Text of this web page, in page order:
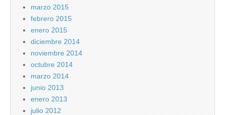
marzo 2015
febrero 2015
enero 2015
diciembre 2014
noviembre 2014
octubre 2014
marzo 2014
junio 2013
enero 2013
julio 2012